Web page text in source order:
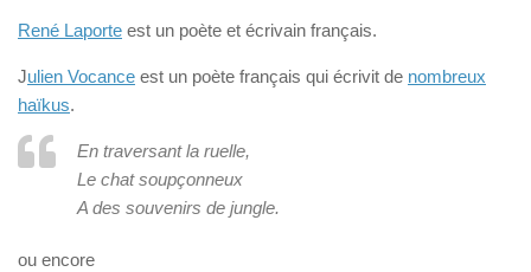
René Laporte est un poète et écrivain français.
Julien Vocance est un poète français qui écrivit de nombreux
haïkus.
En traversant la ruelle,
Le chat soupçonneux
A des souvenirs de jungle.
ou encore